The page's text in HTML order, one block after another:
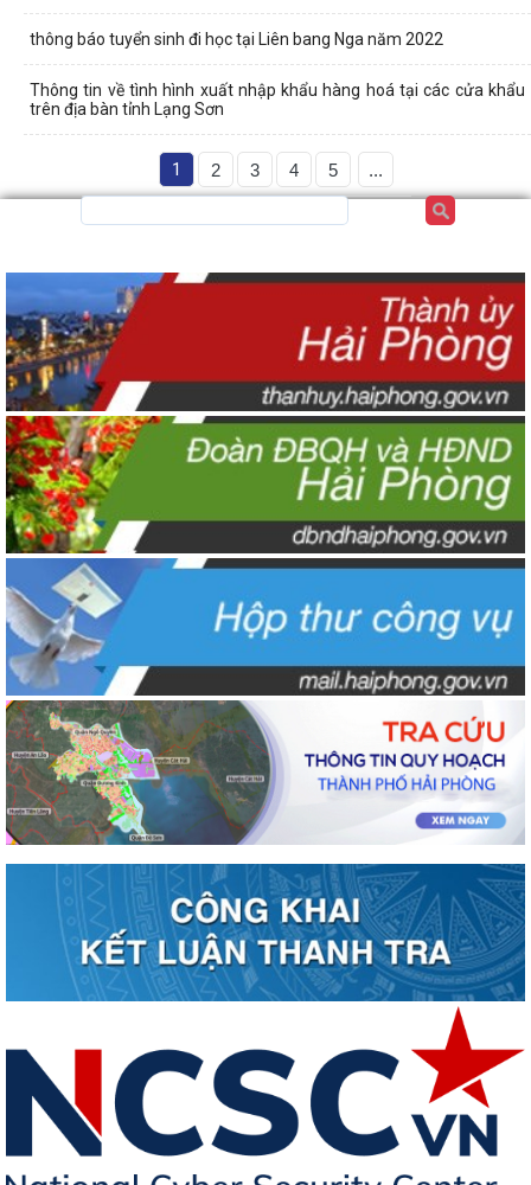
thông báo tuyển sinh đi học tại Liên bang Nga năm 2022
Thông tin về tình hình xuất nhập khẩu hàng hoá tại các cửa khẩu
trên địa bàn tỉnh Lạng Sơn
1 2 3 4 5 ...